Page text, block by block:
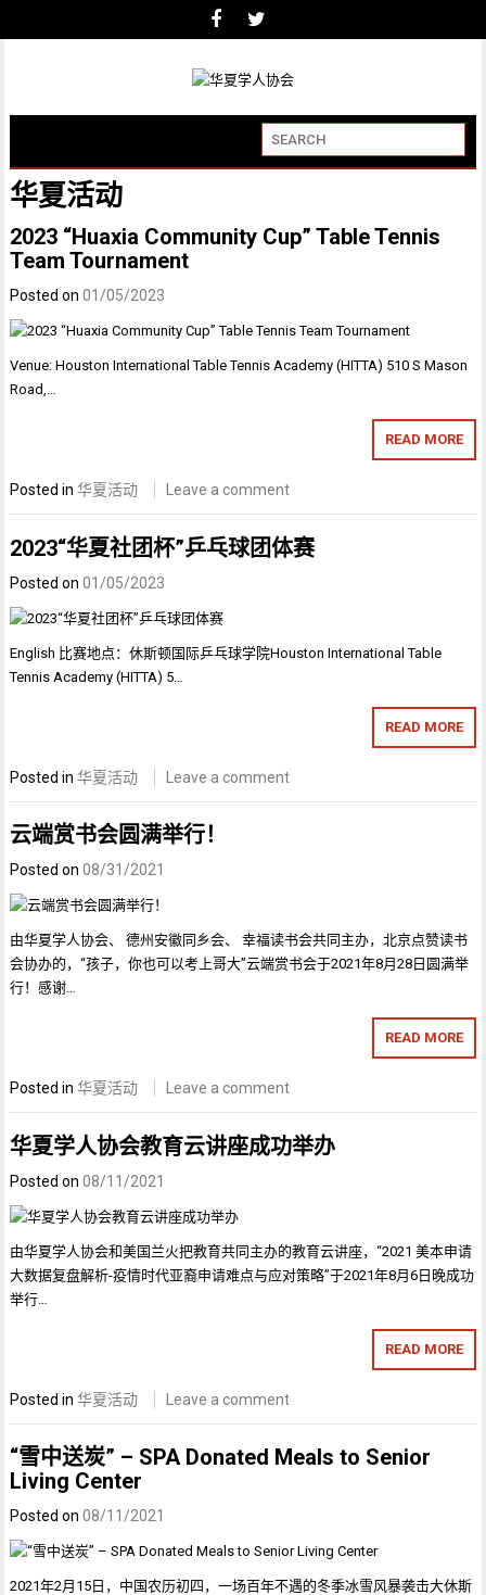
华夏活动
2023 “Huaxia Community Cup” Table Tennis
Team Tournament
Posted on01/05/2023
Venue: Houston International Table Tennis Academy (HITTA) 510 S Mason
Road,…
READ MORE
Posted in华夏活动 Leave a comment
2023“华夏社团杯”乒乓球团体赛
Posted on01/05/2023
English 比赛地点：休斯顿国际乒乓球学院Houston International Table
Tennis Academy (HITTA) 5…
READ MORE
Posted in华夏活动 Leave a comment
云端赏书会圆满举行！
Posted on08/31/2021
由华夏学人协会、 德州安徽同乡会、 幸福读书会共同主办，北京点赞读书
会协办的，“孩子，你也可以考上哥大”云端赏书会于2021年8月28日圆满举
行！感谢…
READ MORE
Posted in华夏活动 Leave a comment
华夏学人协会教育云讲座成功举办
Posted on08/11/2021
由华夏学人协会和美国兰火把教育共同主办的教育云讲座，“2021 美本申请
大数据复盘解析-疫情时代亚裔申请难点与应对策略”于2021年8月6日晚成功
举行…
READ MORE
Posted in华夏活动 Leave a comment
“雪中送炭” – SPA Donated Meals to Senior
Living Center
Posted on08/11/2021
2021年2月15日，中国农历初四，一场百年不遇的冬季冰雪风暴袭击大休斯